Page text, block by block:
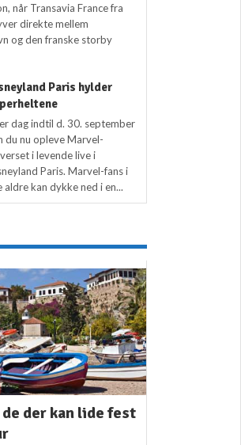
når Transavia France fra
direkte mellem
og den franske storby
Paris hylder
dag indtil d. 30. september
du nu opleve Marvel-
i levende live i
Paris. Marvel-fans i
aldre kan dykke ned i en...
der kan lide fest